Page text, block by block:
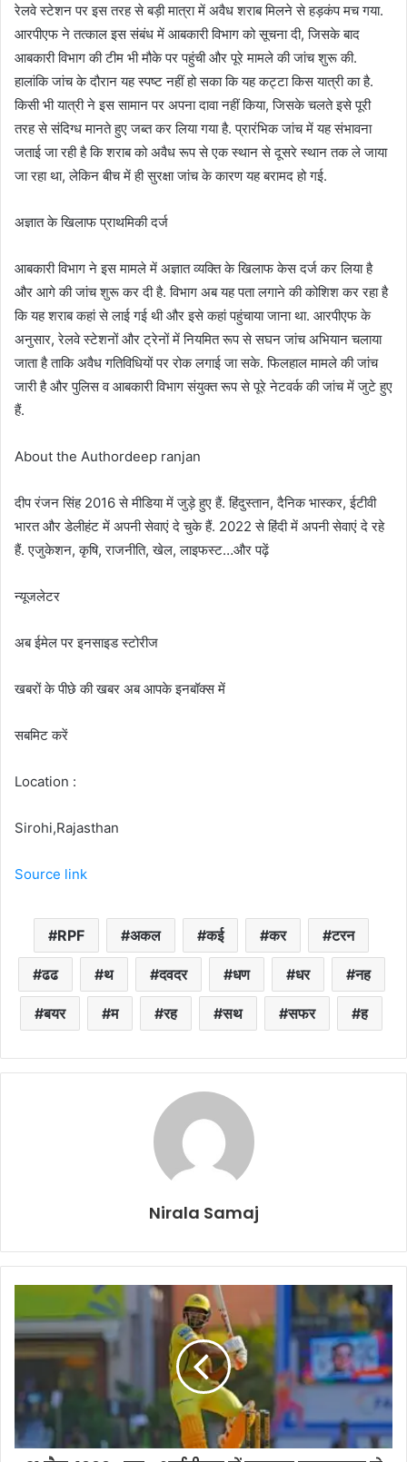
रेलवे स्टेशन पर इस तरह से बड़ी मात्रा में अवैध शराब मिलने से हड़कंप मच गया.
आरपीएफ ने तत्काल इस संबंध में आबकारी विभाग को सूचना दी, जिसके बाद
आबकारी विभाग की टीम भी मौके पर पहुंची और पूरे मामले की जांच शुरू की.
हालांकि जांच के दौरान यह स्पष्ट नहीं हो सका कि यह कट्टा किस यात्री का है.
किसी भी यात्री ने इस सामान पर अपना दावा नहीं किया, जिसके चलते इसे पूरी
तरह से संदिग्ध मानते हुए जब्त कर लिया गया है. प्रारंभिक जांच में यह संभावना
जताई जा रही है कि शराब को अवैध रूप से एक स्थान से दूसरे स्थान तक ले जाया
जा रहा था, लेकिन बीच में ही सुरक्षा जांच के कारण यह बरामद हो गई.
अज्ञात के खिलाफ प्राथमिकी दर्ज
आबकारी विभाग ने इस मामले में अज्ञात व्यक्ति के खिलाफ केस दर्ज कर लिया है
और आगे की जांच शुरू कर दी है. विभाग अब यह पता लगाने की कोशिश कर रहा है
कि यह शराब कहां से लाई गई थी और इसे कहां पहुंचाया जाना था. आरपीएफ के
अनुसार, रेलवे स्टेशनों और ट्रेनों में नियमित रूप से सघन जांच अभियान चलाया
जाता है ताकि अवैध गतिविधियों पर रोक लगाई जा सके. फिलहाल मामले की जांच
जारी है और पुलिस व आबकारी विभाग संयुक्त रूप से पूरे नेटवर्क की जांच में जुटे हुए
हैं.
About the Authordeep ranjan
दीप रंजन सिंह 2016 से मीडिया में जुड़े हुए हैं. हिंदुस्तान, दैनिक भास्कर, ईटीवी
भारत और डेलीहंट में अपनी सेवाएं दे चुके हैं. 2022 से हिंदी में अपनी सेवाएं दे रहे
हैं. एजुकेशन, कृषि, राजनीति, खेल, लाइफस्ट…और पढ़ें
न्यूजलेटर
अब ईमेल पर इनसाइड स्‍टोर‍ीज
खबरों के पीछे की खबर अब आपके इनबॉक्‍स में
सबमिट करें
Location :
Sirohi,Rajasthan
Source link
RPF अकल कई कर टरन
ढढ थ दवदर धण धर नह
बयर म रह सथ सफर ह
Nirala Samaj